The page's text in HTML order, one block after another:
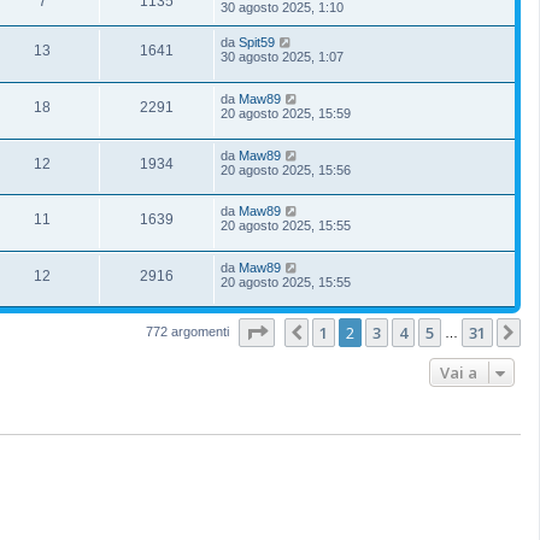
30 agosto 2025, 1:10
13 1641 da Spit59
30 agosto 2025, 1:07
18 2291 da Maw89
20 agosto 2025, 15:59
12 1934 da Maw89
20 agosto 2025, 15:56
11 1639 da Maw89
20 agosto 2025, 15:55
12 2916 da Maw89
20 agosto 2025, 15:55
772 argomenti Pagina di 31
Precedente
1 2 3 4 5 … 31
Vai a